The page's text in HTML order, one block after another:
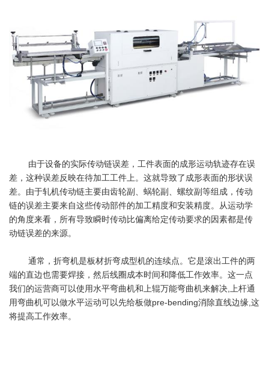
由于设备的实际传动链误差，工件表面的成形运动轨迹存在误
差，这种误差反映在待加工工件上。这就导致了成形表面的形状误
差。由于轧机传动链主要由齿轮副、蜗轮副、螺纹副等组成，传动
链的误差主要来自这些传动部件的加工精度和安装精度。从运动学
的角度来看，所有导致瞬时传动比偏离给定传动要求的因素都是传
动链误差的来源。
通常，折弯机是板材折弯成型机的连续点。它是滚出工件的两
端的直边也需要焊接，然后线圈成本时间和降低工作效率。这一点
我们的运营商可以使用水平弯曲机和上辊万能弯曲机来解决,上杆通
用弯曲机可以做水平运动可以先给板做pre-bending消除直线边缘,这
将提高工作效率。